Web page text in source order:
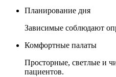
Планирование дня
Зависимые соблюдают
Комфортные палаты
Просторные, светлые и
пациентов.